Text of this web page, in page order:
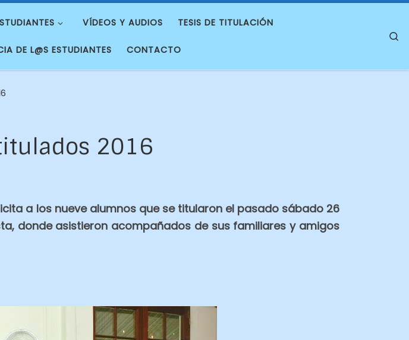
VÍDEOS Y AUDIOS TESIS DE TITULACIÓN
DE L@S ESTUDIANTES CONTACTO
2016
a los nueve alumnos que se titularon el pasado sábado 26
donde asistieron acompañados de sus familiares y amigos